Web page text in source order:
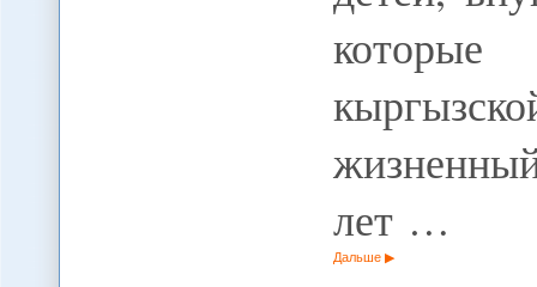
лет …
Дальше